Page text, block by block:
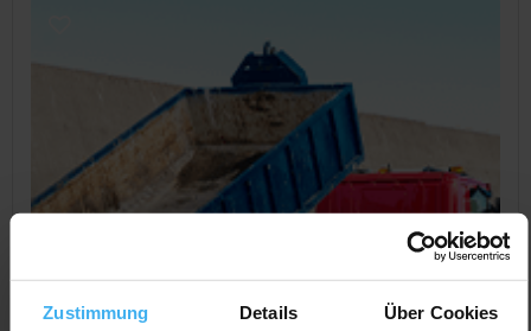
Zustimmung Details Über Cookies